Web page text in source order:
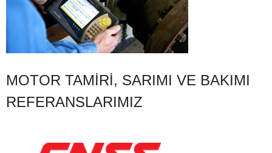
MOTOR TAMIRI, SARIMI VE BAKIMI
REFERANSLARIMIZ